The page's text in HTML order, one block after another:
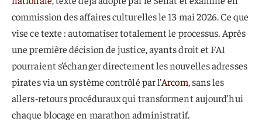
commission des affaires culturelles le 13 mai 2026. Ce que
vise ce texte : automatiser totalement le processus. Après
une première décision de justice, ayants droit et FAI
pourraient s’échanger directement les nouvelles adresses
pirates via un système contrôlé par l’Arcom, sans les
allers-retours procéduraux qui transforment aujourd’hui
chaque blocage en marathon administratif.